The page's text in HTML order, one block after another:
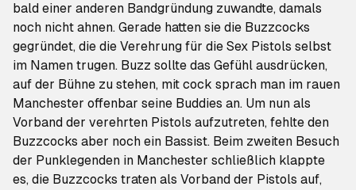
bald einer anderen Bandgründung zuwandte, damals
noch nicht ahnen. Gerade hatten sie die Buzzcocks
gegründet, die die Verehrung für die Sex Pistols selbst
im Namen trugen. Buzz sollte das Gefühl ausdrücken,
auf der Bühne zu stehen, mit cock sprach man im rauen
Manchester offenbar seine Buddies an. Um nun als
Vorband der verehrten Pistols aufzutreten, fehlte den
Buzzcocks aber noch ein Bassist. Beim zweiten Besuch
der Punklegenden in Manchester schließlich klappte
es, die Buzzcocks traten als Vorband der Pistols auf,